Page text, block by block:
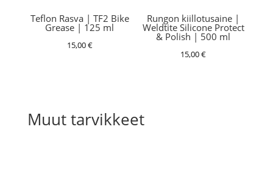
Teflon Rasva | TF2 Bike
Grease | 125 ml
15,00€
Rungon kiillotusaine |
Weldtite Silicone Protect
& Polish | 500 ml
15,00€
Muut tarvikkeet